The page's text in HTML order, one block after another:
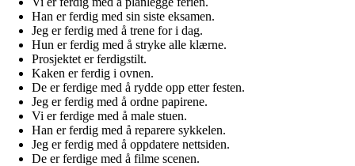
Han er ferdig med sin siste eksamen.
Jeg er ferdig med å trene for i dag.
Hun er ferdig med å stryke alle klærne.
Prosjektet er ferdigstilt.
Kaken er ferdig i ovnen.
De er ferdige med å rydde opp etter festen.
Jeg er ferdig med å ordne papirene.
Vi er ferdige med å male stuen.
Han er ferdig med å reparere sykkelen.
Jeg er ferdig med å oppdatere nettsiden.
De er ferdige med å filme scenen.